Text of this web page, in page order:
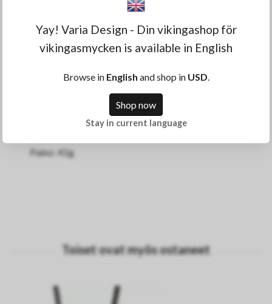
Rannekoru on valmistettu kokonaan
korkealaatuisesta ruostumattomasta teräksestä.
Ympärysmitta: 21 cm
Paino: 41g
Yay! Varia Design - Din vikingashop för
vikingasmycken is available in English
Browse in English and shop in USD.
Shop now
Stay in current language